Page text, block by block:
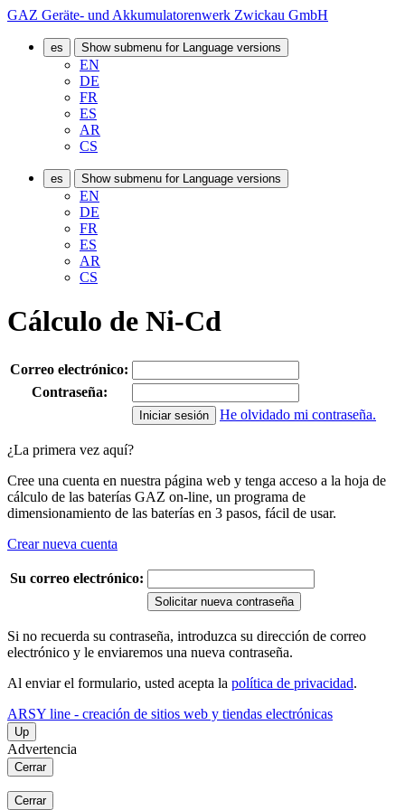
GAZ Geräte- und Akkumulatorenwerk Zwickau GmbH
es Show submenu for Language versions
EN
DE
FR
ES
AR
CS
es Show submenu for Language versions
EN
DE
FR
ES
AR
CS
Cálculo de Ni-Cd
Correo electrónico:
Contraseña:
He olvidado mi contraseña.
¿La primera vez aquí?
Cree una cuenta en nuestra página web y tenga acceso a la hoja de
cálculo de las baterías GAZ on-line, un programa de
dimensionamiento de las baterías en 3 pasos, fácil de usar.
Crear nueva cuenta
Su correo electrónico:
Solicitar nueva contraseña
Si no recuerda su contraseña, introduzca su dirección de correo
electrónico y le enviaremos una nueva contraseña.
Al enviar el formulario, usted acepta la política de privacidad.
ARSY line - creación de sitios web y tiendas electrónicas
Up
Advertencia
Cerrar
Cerrar